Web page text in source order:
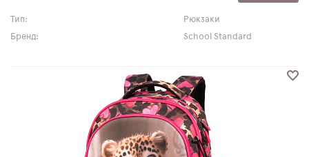
Тип:
Рюкзаки
Бренд:
School Standard